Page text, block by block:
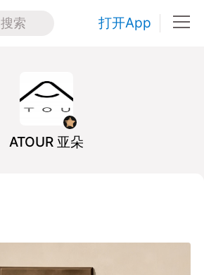
搜索 打开App
ATOUR 亚朵